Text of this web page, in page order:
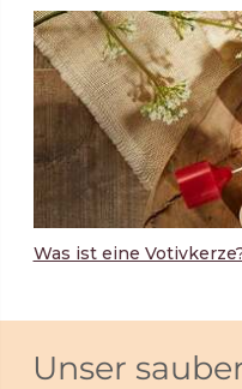
Was ist eine
Unser